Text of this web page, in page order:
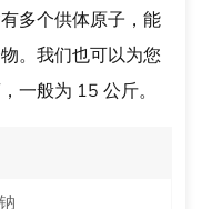
多个供体原子，能
。我们也可以为您
一般为 15 公斤。